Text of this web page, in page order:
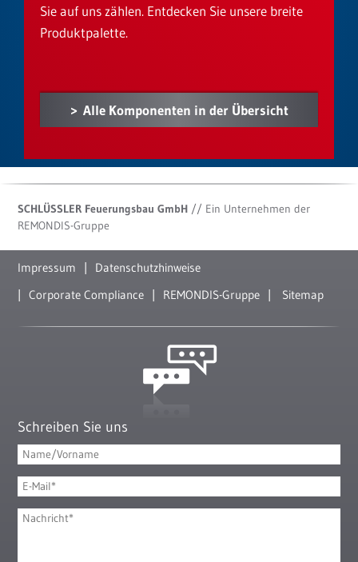
Sie auf uns zählen. Entdecken Sie unsere breite
Produktpalette.
Alle Komponenten in der Übersicht
SCHLÜSSLER Feuerungsbau GmbH // Ein Unternehmen der
REMONDIS-Gruppe
Impressum
Datenschutzhinweise
Corporate Compliance
REMONDIS-Gruppe Sitemap
Schreiben Sie uns